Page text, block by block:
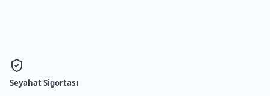
Seyahat Sigortası